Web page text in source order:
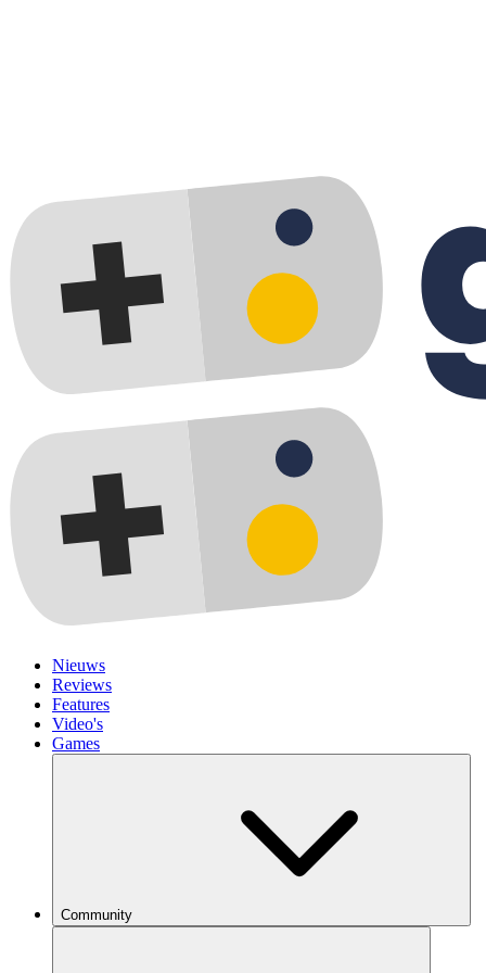
Nieuws
Reviews
Features
Video's
Games
Community